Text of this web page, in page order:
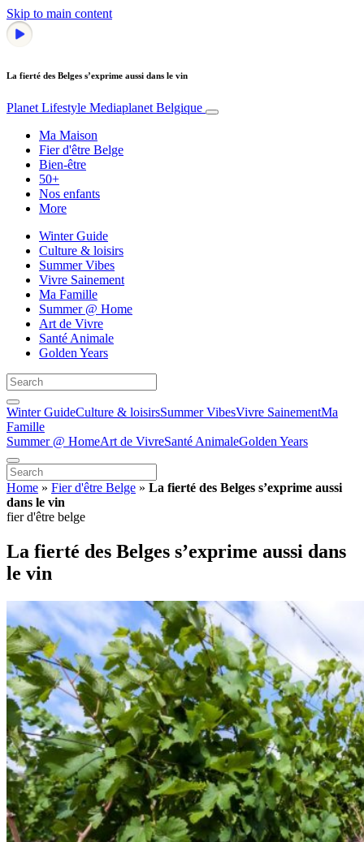
Skip to main content
La fierté des Belges s’exprime aussi dans le vin
Planet Lifestyle Mediaplanet Belgique
Ma Maison
Fier d'être Belge
Bien-être
50+
Nos enfants
More
Winter Guide
Culture & loisirs
Summer Vibes
Vivre Sainement
Ma Famille
Summer @ Home
Art de Vivre
Santé Animale
Golden Years
Winter GuideCulture & loisirsSummer VibesVivre SainementMa
Famille
Summer @ HomeArt de VivreSanté AnimaleGolden Years
Home » Fier d'être Belge » La fierté des Belges s’exprime aussi
dans le vin
fier d'être belge
La fierté des Belges s’exprime aussi dans
le vin